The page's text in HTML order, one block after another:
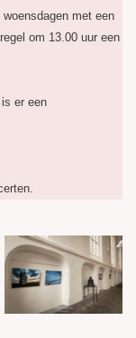
met een
om 13.00 uur een
er een